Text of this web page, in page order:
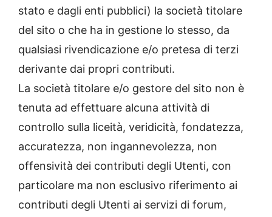
stato e dagli enti pubblici) la società titolare
del sito o che ha in gestione lo stesso, da
qualsiasi rivendicazione e/o pretesa di terzi
derivante dai propri contributi.
La società titolare e/o gestore del sito non è
tenuta ad effettuare alcuna attività di
controllo sulla liceità, veridicità, fondatezza,
accuratezza, non ingannevolezza, non
offensività dei contributi degli Utenti, con
particolare ma non esclusivo riferimento ai
contributi degli Utenti ai servizi di forum,